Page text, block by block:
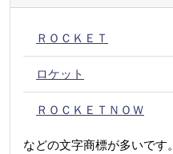
ＲＯＣＫＥＴ
ロケット
ＲＯＣＫＥＴＮＯＷ
などの文字商標が多いです。